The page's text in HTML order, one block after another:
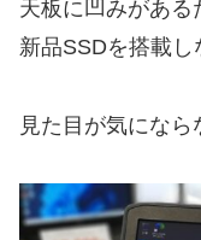
天板に凹みがある
新品SSDを搭載し
見た目が気になら